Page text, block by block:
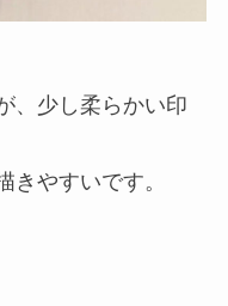
、少し柔らかい印
きやすいです。